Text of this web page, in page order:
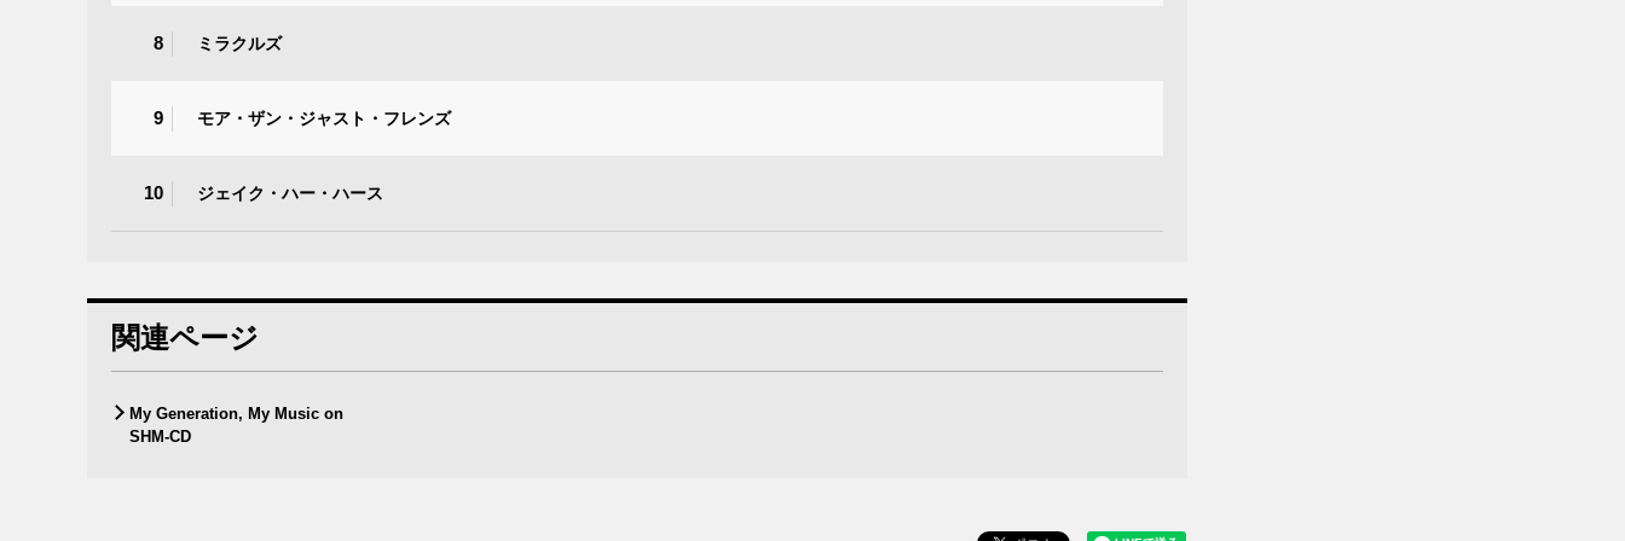
8 ミラクルズ
9 モア・ザン・ジャスト・フレンズ
10 ジェイク・ハー・ハース
関連ページ
My Generation, My Music on
SHM-CD